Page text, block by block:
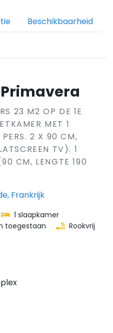
Beschikbaarheid
23 M2 OP DE 1E
MET 1
2 X 90 CM,
TV). 1
CM, LENGTE 190
Frankrijk
1 slaapkamer
toegestaan Rookvrij